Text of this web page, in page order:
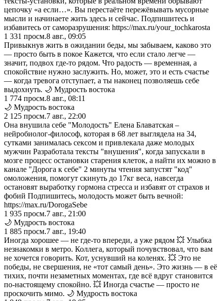
цепочку «а если…». Вы перестаёте пережёвывать мусорные
мысли и начинаете жить здесь и сейчас. Подпишитесь и
избавитесь от саморазрушения: https://max.ru/your_tochkarosta
1 331 просм.8 авг., 09:05
Привыкнув жить в ожидании беды, мы забываем, каково это
— просто быть в покое Кажется, что если стало легче —
значит, подвох где-то рядом. Что радость — временная, а
спокойствие нужно заслужить. Но, может, это и есть счастье
— когда тревога отступает, а ты наконец позволяешь себе
выдохнуть. 🌙 Мудрость востока
1 774 просм.8 авг., 08:11
🌙 Мудрость востока
2 125 просм.7 авг., 22:00
Она внушила себе "Молодость" Елена Блаватская –
нейробиолог-философ, которая в 68 лет выглядела на 34,
сутками занималась сексом и привлекала даже молодых
мужчин Разработала тексты "внушения", когда запускали в
мозге процесс остановки старения клеток, а найти их можно в
канале "Дорога к себе" 2 минуты чтения запустят "код"
омоложения, помогут скинуть до 17кг веса, навсегда
остановят выработку гормона стресса и избавят от страхов и
фобий Подпишитесь, молодость может быть вечной:
https://max.ru/DorogaSebe
1 935 просм.7 авг., 21:00
🌙 Мудрость востока
1 885 просм.7 авг., 19:40
Иногда хорошее — не где-то впереди, а уже рядом 💥 Улыбка
незнакомки в метро. Коллега, который почувствовал, что вам
не хочется говорить. Кот, уснувший на коленях. 💥 Это не
победы, не свершения, не «тот самый день». Это жизнь — в её
тихих, почти незаметных моментах, где всё вдруг становится
по-настоящему спокойно. 💥 Иногда счастье — просто не
проскочить мимо. 🌙 Мудрость востока